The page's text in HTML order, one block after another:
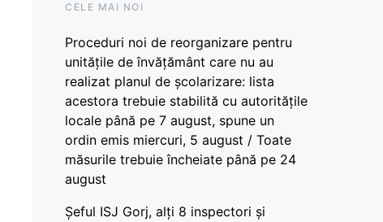
CELE MAI NOI
Proceduri noi de reorganizare pentru
unitățile de învățământ care nu au
realizat planul de școlarizare: lista
acestora trebuie stabilită cu autoritățile
locale până pe 7 august, spune un
ordin emis miercuri, 5 august / Toate
măsurile trebuie încheiate până pe 24
august
Șeful ISJ Gorj, alți 8 inspectori și